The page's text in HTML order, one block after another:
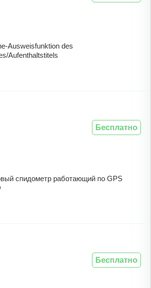
Ausweisfunktion des
Aufenthaltstitels
спидометр работающий по GPS
Бесплатно
Бесплатно